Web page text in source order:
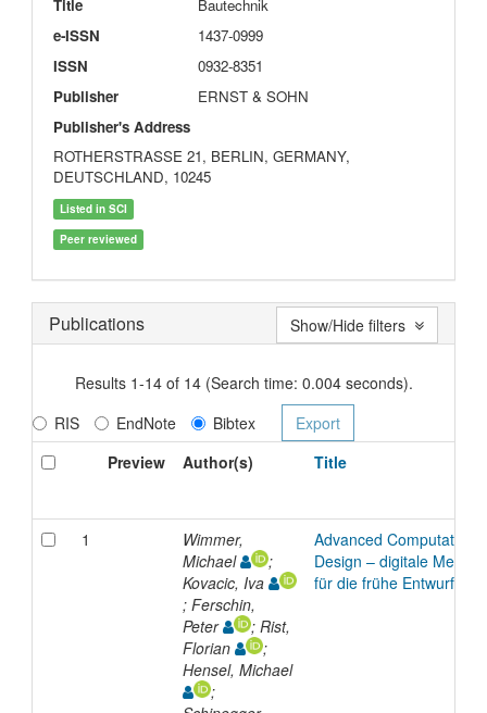
Title
Bautechnik
e-ISSN
1437-0999
ISSN
0932-8351
Publisher
ERNST & SOHN
Publisher's Address
ROTHERSTRASSE 21, BERLIN, GERMANY,
DEUTSCHLAND, 10245
Listed in SCI
Peer reviewed
Publications
Results 1-14 of 14 (Search time: 0.004 seconds).
RIS
EndNote
Bibtex
Preview
Author(s) Title
1
Wimmer,
Michael
;
Kovacic, Iva
; Ferschin,
Peter
; Rist,
Florian
;
Hensel, Michael
;
Advanced Computational
Design – digitale
für die frühe